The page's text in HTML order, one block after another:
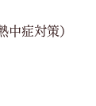
症対策）